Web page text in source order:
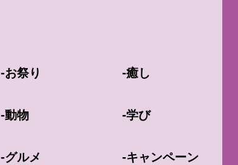
-お祭り
-動物
-グルメ
-癒し
-学び
-キャンペーン